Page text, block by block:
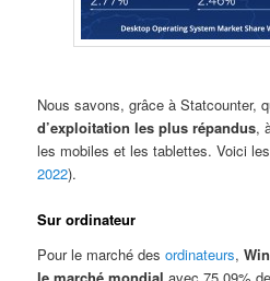
Nous savons, grâce à Statcounter,
d’exploitation les plus répandus,
les mobiles et les tablettes. Voici
2022).
Sur ordinateur
Pour le marché desordinateurs,